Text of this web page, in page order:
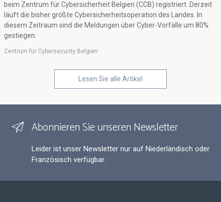
beim Zentrum für Cybersicherheit Belgien (CCB) registriert. Derzeit
läuft die bisher größte Cybersicherheitsoperation des Landes. In
diesem Zeitraum sind die Meldungen über Cyber-Vorfälle um 80%
gestiegen.
Zentrum für Cybersecurity Belgien
Lesen Sie alle Artikel
Abonnieren Sie unseren Newsletter
Leider ist unser Newsletter nur auf Niederländisch oder
Französisch verfügbar.